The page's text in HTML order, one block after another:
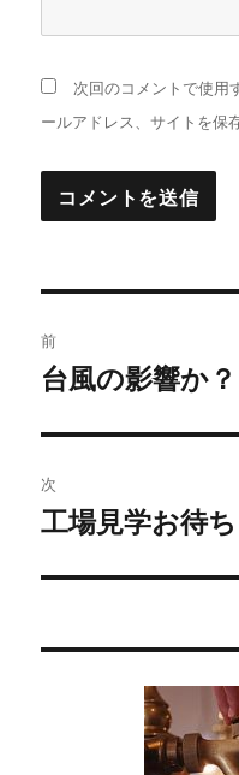
次回のコメントで使用
ールアドレス、サイトを保
稿
ビ
ゲ
ー
前
過
の
投
稿:
台風の影響か？
次
次
投
工場見学お待